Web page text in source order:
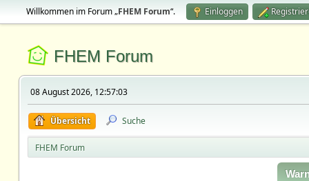
Willkommen im Forum „FHEM Forum“. Einloggen
FHEM Forum
08 August 2026, 12:57:03
Übersicht Suche
FHEM Forum